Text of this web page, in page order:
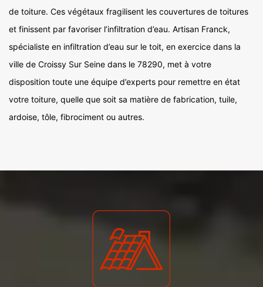
de toiture. Ces végétaux fragilisent les couvertures de toitures
et finissent par favoriser l’infiltration d’eau. Artisan Franck,
spécialiste en infiltration d’eau sur le toit, en exercice dans la
ville de Croissy Sur Seine dans le 78290, met à votre
disposition toute une équipe d’experts pour remettre en état
votre toiture, quelle que soit sa matière de fabrication, tuile,
ardoise, tôle, fibrociment ou autres.